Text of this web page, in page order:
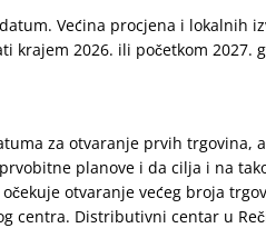
Većina procjena i lokalnih
krajem 2026. ili početkom 2027.
za otvaranje prvih trgovina,
planove i da cilja i na
otvaranje većeg broja
centra. Distributivni centar u